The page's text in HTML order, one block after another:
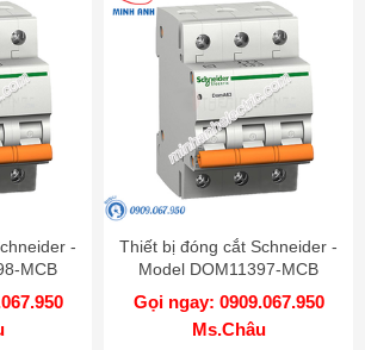
-
MCB
Thiết bị đóng cắt Schneider -
Model DOM11397-MCB
Gọi ngay: 0909.067.950
Ms.Châu